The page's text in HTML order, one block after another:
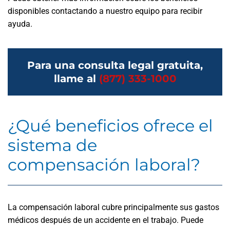
disponibles contactando a nuestro equipo para recibir
ayuda.
Para una consulta legal gratuita,
llame al (877) 333-1000
¿Qué beneficios ofrece el
sistema de
compensación laboral?
La compensación laboral cubre principalmente sus gastos
médicos después de un accidente en el trabajo. Puede